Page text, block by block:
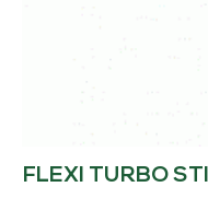
FLEXI TURBO